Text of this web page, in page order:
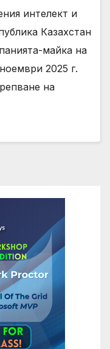
интелект и
Казахстан
майка на
2025 г.
на